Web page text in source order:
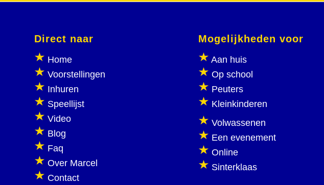
Direct naar
Home
Voorstellingen
Inhuren
Speellijst
Video
Blog
Faq
Over Marcel
Contact
Mogelijkheden voor
Aan huis
Op school
Peuters
Kleinkinderen
Volwassenen
Een evenement
Online
Sinterklaas